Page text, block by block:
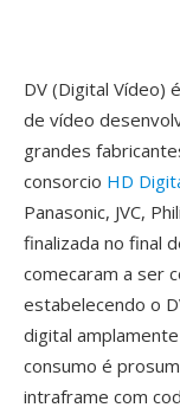
DV (Digital Vídeo)
de vídeo
grandes
consorcio HD
Panasonic, JVC,
finalizada no final
comecaram a ser
estabelecendo o
digital
consumo é
intraframe com